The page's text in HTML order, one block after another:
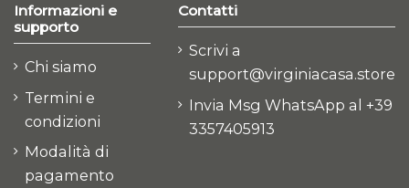
Informazioni e
supporto
Chi siamo
Termini e
condizioni
Modalità di
pagamento
Contatti
Scrivi a
support@virginiacasa.store
Invia Msg WhatsApp al +39
3357405913